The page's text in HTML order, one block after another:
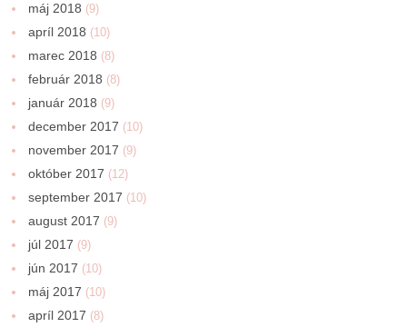
máj 2018 (9)
apríl 2018 (10)
marec 2018 (8)
február 2018 (8)
január 2018 (9)
december 2017 (10)
november 2017 (9)
október 2017 (12)
september 2017 (10)
august 2017 (9)
júl 2017 (9)
jún 2017 (10)
máj 2017 (10)
apríl 2017 (8)